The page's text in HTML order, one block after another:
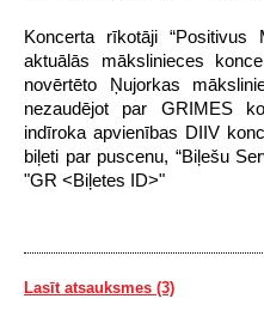
Koncerta rīkotāji
aktuālās mākslinieces
novērtēto Ņujorkas
nezaudējot par GRIMES
indīroka apvienības DIIV
biļeti par puscenu, “Biļešu
"GR <Biļetes ID>"
Lasīt atsauksmes (3)